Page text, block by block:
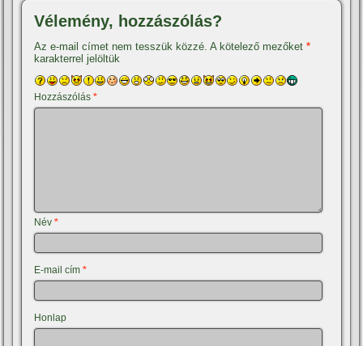
Vélemény, hozzászólás?
Az e-mail címet nem tesszük közzé. A kötelező mezőket*
karakterrel jelöltük
Hozzászólás*
Név*
E-mail cím*
Honlap